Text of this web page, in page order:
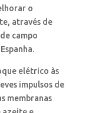
o
através de
campo
elétrico às
impulsos de
membranas